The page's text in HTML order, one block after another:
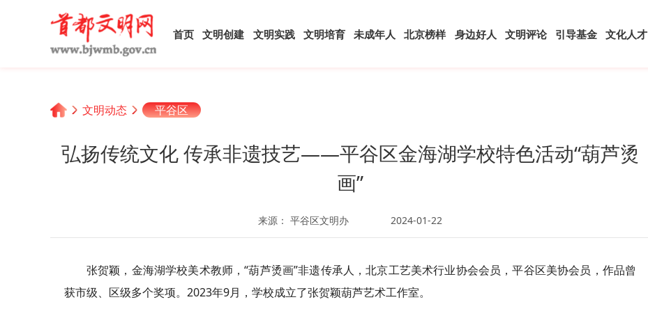
首页 文明创建 文明实践 文明培育 未成年人 北京榜样 身边好人 文明评论 引导基金 文化人才
文明动态 平谷区
弘扬传统文化 传承非遗技艺——平谷区金海湖学校特色活动“葫芦烫
画”
来源： 平谷区文明办 2024-01-22
张贺颖，金海湖学校美术教师，“葫芦烫画”非遗传承人，北京工艺美术行业协会会员，平谷区美协会员，作品曾
获市级、区级多个奖项。2023年9月，学校成立了张贺颖葫芦艺术工作室。